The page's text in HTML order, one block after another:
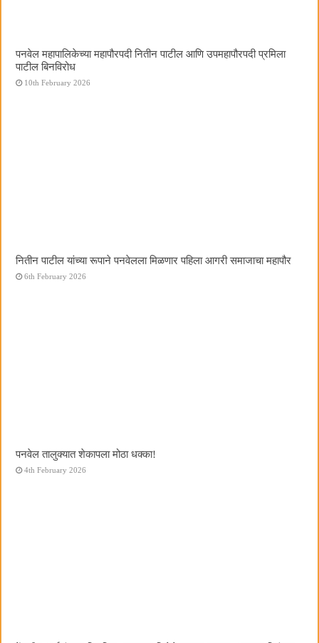
पनवेल महापालिकेच्या महापौरपदी नितीन पाटील आणि उपमहापौरपदी प्रमिला
पाटील बिनविरोध
10th February 2026
नितीन पाटील यांच्या रूपाने पनवेलला मिळणार पहिला आगरी समाजाचा महापौर
6th February 2026
पनवेल तालुक्यात शेकापला मोठा धक्का!
4th February 2026